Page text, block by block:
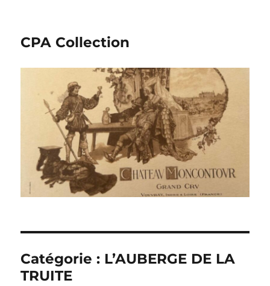
CPA Collection
Catégorie : L’AUBERGE DE LA
TRUITE